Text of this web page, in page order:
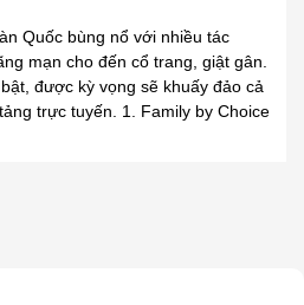
Quốc bùng nổ với nhiều tác
mạn cho đến cổ trang, giật gân.
được kỳ vọng sẽ khuấy đảo cả
trực tuyến. 1. Family by Choice